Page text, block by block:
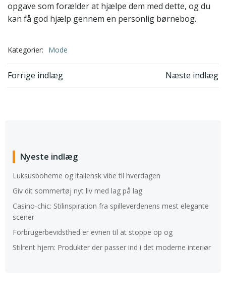
opgave som forælder at hjælpe dem med dette, og du
kan få god hjælp gennem en personlig børnebog.
Kategorier: Mode
Indlægsnavigation
Forrige indlæg Næste indlæg
Nyeste indlæg
Luksusboheme og italiensk vibe til hverdagen
Giv dit sommertøj nyt liv med lag på lag
Casino-chic: Stilinspiration fra spilleverdenens mest elegante
scener
Forbrugerbevidsthed er evnen til at stoppe op og
Stilrent hjem: Produkter der passer ind i det moderne interiør